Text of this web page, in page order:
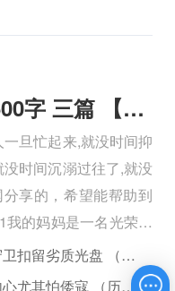
妈妈忙碌的一天作文600字 三篇 【600字】
旦忙起来,就没时间抑
时间沉溺过往了,就没
享的，希望能帮助到
的妈妈是一名光荣的
守卫扣留劣质光盘 （5字常言）
内心尤其怕倭寇 （历法用语一卷帘）